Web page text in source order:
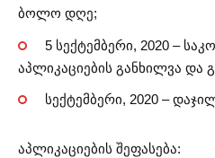
ბოლო დღე;
5 სექტემბერი, 2020 –
აპლიკაციების განხილვა და
სექტემბერი, 2020 –
აპლიკაციების შეფასება: